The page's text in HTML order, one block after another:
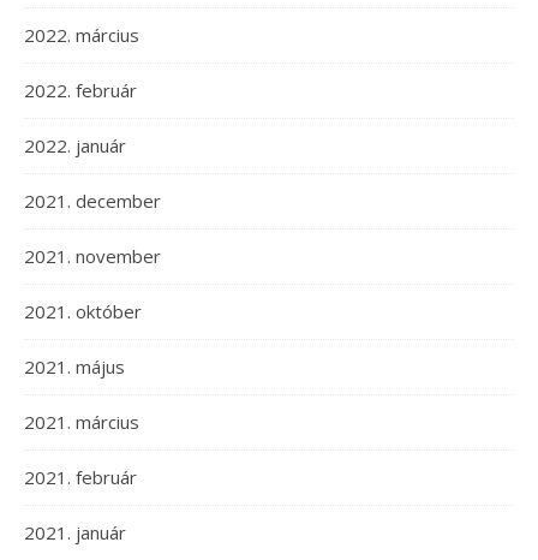
2022. március
2022. február
2022. január
2021. december
2021. november
2021. október
2021. május
2021. március
2021. február
2021. január